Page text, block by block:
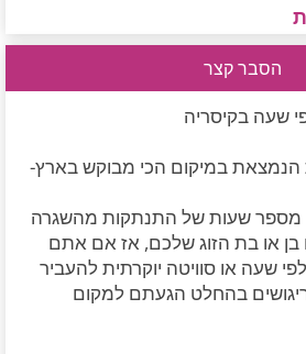
הסבר קצר
שעה בקיסריה
הנמצאת במיקום הכי מבוקש בארץ-
מספר שעות של התנתקות מהשגרה
בן או בת הזוג שלכם, אז אם אתם
שעה או סוויטה יוקרתית להעביר
בהחלט הגעתם למקום